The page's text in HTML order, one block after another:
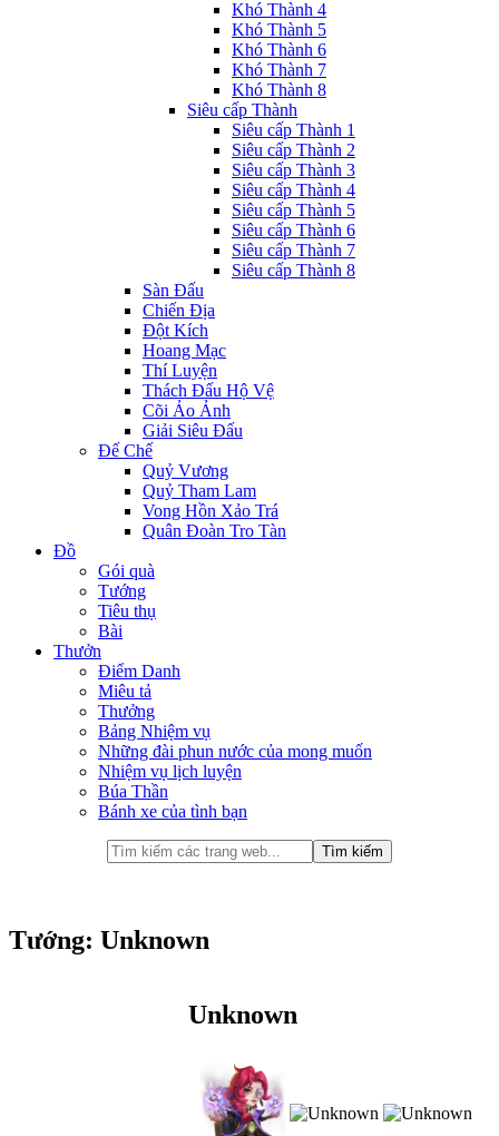
Khó Thành 4
Khó Thành 5
Khó Thành 6
Khó Thành 7
Khó Thành 8
Siêu cấp Thành
Siêu cấp Thành 1
Siêu cấp Thành 2
Siêu cấp Thành 3
Siêu cấp Thành 4
Siêu cấp Thành 5
Siêu cấp Thành 6
Siêu cấp Thành 7
Siêu cấp Thành 8
Sàn Đấu
Chiến Địa
Đột Kích
Hoang Mạc
Thí Luyện
Thách Đấu Hộ Vệ
Cõi Ảo Ảnh
Giải Siêu Đấu
Đế Chế
Quỷ Vương
Quỷ Tham Lam
Vong Hồn Xảo Trá
Quân Đoàn Tro Tàn
Đồ
Gói quà
Tướng
Tiêu thụ
Bài
Thưởn
Điểm Danh
Miêu tả
Thưởng
Bảng Nhiệm vụ
Những đài phun nước của mong muốn
Nhiệm vụ lịch luyện
Búa Thần
Bánh xe của tình bạn
Tướng: Unknown
Unknown